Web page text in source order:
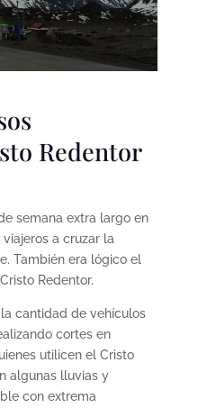
Redentor
semana extra largo en
a cruzar la
También era lógico el
Redentor.
cantidad de vehículos
cortes en
utilicen el Cristo
algunas lluvias y
con extrema